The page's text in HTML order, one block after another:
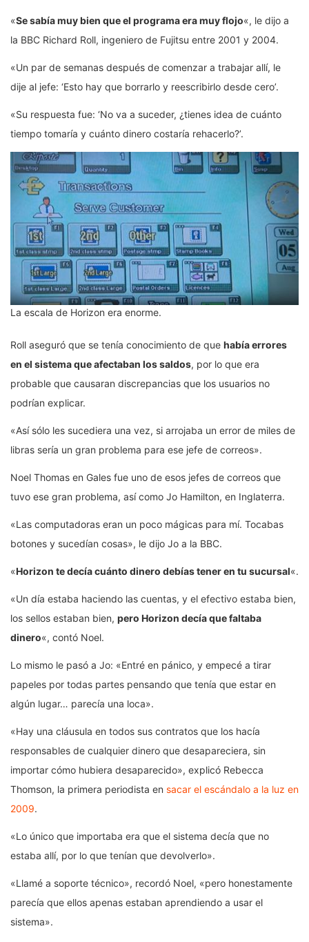
«Se sabía muy bien que el programa era muy flojo«, le dijo a
la BBC Richard Roll, ingeniero de Fujitsu entre 2001 y 2004.
«Un par de semanas después de comenzar a trabajar allí, le
dije al jefe: ‘Esto hay que borrarlo y reescribirlo desde cero’.
«Su respuesta fue: ‘No va a suceder, ¿tienes idea de cuánto
tiempo tomaría y cuánto dinero costaría rehacerlo?’.
La escala de Horizon era enorme.
Roll aseguró que se tenía conocimiento de que había errores
en el sistema que afectaban los saldos, por lo que era
probable que causaran discrepancias que los usuarios no
podrían explicar.
«Así sólo les sucediera una vez, si arrojaba un error de miles de
libras sería un gran problema para ese jefe de correos».
Noel Thomas en Gales fue uno de esos jefes de correos que
tuvo ese gran problema, así como Jo Hamilton, en Inglaterra.
«Las computadoras eran un poco mágicas para mí. Tocabas
botones y sucedían cosas», le dijo Jo a la BBC.
«Horizon te decía cuánto dinero debíastener en tu sucursal«.
«Un día estaba haciendo las cuentas, y el efectivo estaba bien,
los sellos estaban bien, pero Horizon decía que faltaba
dinero«, contó Noel.
Lo mismo le pasó a Jo: «Entré en pánico, y empecé a tirar
papeles por todas partes pensando que tenía que estar en
algún lugar… parecía una loca».
«Hay una cláusula en todos sus contratos que los hacía
responsables de cualquier dinero que desapareciera, sin
importar cómo hubiera desaparecido», explicó Rebecca
Thomson, la primera periodista en sacar el escándalo a la luz en
2009.
«Lo único que importaba era que el sistema decía que no
estaba allí, por lo que tenían que devolverlo».
«Llamé a soporte técnico», recordó Noel, «pero honestamente
parecía que ellos apenas estaban aprendiendo a usar el
sistema».